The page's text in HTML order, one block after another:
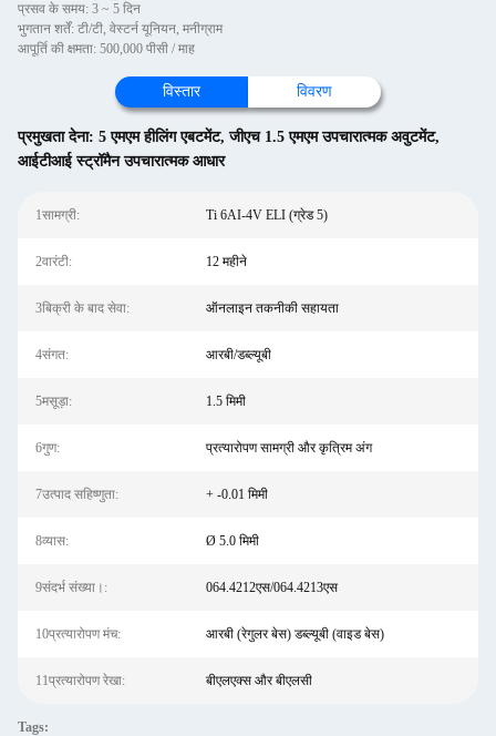
प्रसव के समय: 3 ~ 5 दिन
भुगतान शर्तें: टी/टी, वेस्टर्न यूनियन, मनीग्राम
आपूर्ति की क्षमता: 500,000 पीसी / माह
विस्तार विवरण
प्रमुखता देना: 5 एमएम हीलिंग एबटमेंट,जीएच 1.5 एमएम उपचारात्मक अवुटमेंट,
आईटीआई स्ट्रॉमैन उपचारात्मक आधार
1सामग्री: Ti 6AI-4V ELI (ग्रेड 5)
2वारंटी: 12 महीने
3बिक्री के बाद सेवा: ऑनलाइन तकनीकी सहायता
4संगत: आरबी/डब्ल्यूबी
5मसूड़ा: 1.5 मिमी
6गुण: प्रत्यारोपण सामग्री और कृत्रिम अंग
7उत्पाद सहिष्णुता: + -0.01 मिमी
8व्यास: Ø 5.0 मिमी
9संदर्भ संख्या।: 064.4212एस/064.4213एस
10प्रत्यारोपण मंच: आरबी (रेगुलर बेस) डब्ल्यूबी (वाइड बेस)
11प्रत्यारोपण रेखा: बीएलएक्स और बीएलसी
Tags: